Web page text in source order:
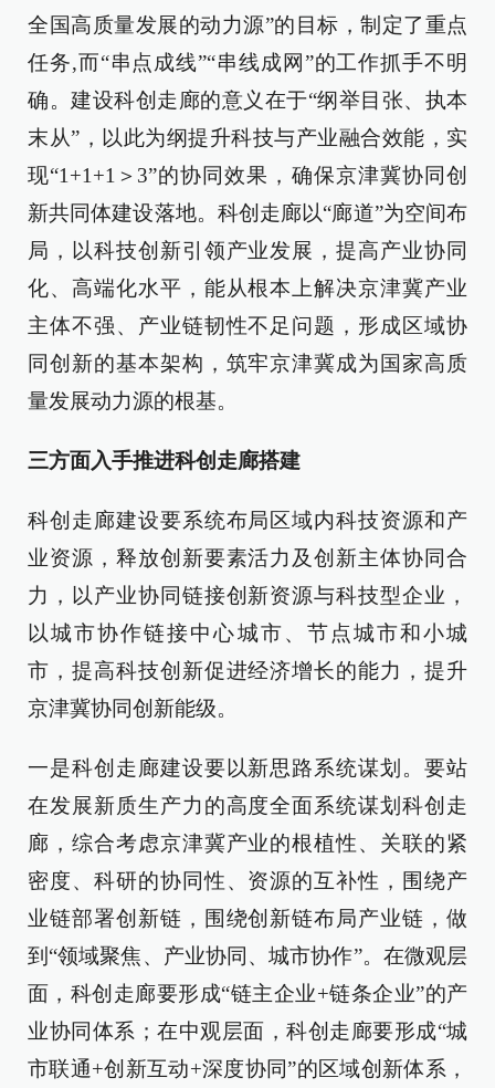
全国高质量发展的动力源”的目标，制定了重点
任务,而“串点成线”“串线成网”的工作抓手不明
确。建设科创走廊的意义在于“纲举目张、执本
末从”，以此为纲提升科技与产业融合效能，实
现“1+1+1＞3”的协同效果，确保京津冀协同创
新共同体建设落地。科创走廊以“廊道”为空间布
局，以科技创新引领产业发展，提高产业协同
化、高端化水平，能从根本上解决京津冀产业
主体不强、产业链韧性不足问题，形成区域协
同创新的基本架构，筑牢京津冀成为国家高质
量发展动力源的根基。
三方面入手推进科创走廊搭建
科创走廊建设要系统布局区域内科技资源和产
业资源，释放创新要素活力及创新主体协同合
力，以产业协同链接创新资源与科技型企业，
以城市协作链接中心城市、节点城市和小城
市，提高科技创新促进经济增长的能力，提升
京津冀协同创新能级。
一是科创走廊建设要以新思路系统谋划。要站
在发展新质生产力的高度全面系统谋划科创走
廊，综合考虑京津冀产业的根植性、关联的紧
密度、科研的协同性、资源的互补性，围绕产
业链部署创新链，围绕创新链布局产业链，做
到“领域聚焦、产业协同、城市协作”。在微观层
面，科创走廊要形成“链主企业+链条企业”的产
业协同体系；在中观层面，科创走廊要形成“城
市联通+创新互动+深度协同”的区域创新体系，